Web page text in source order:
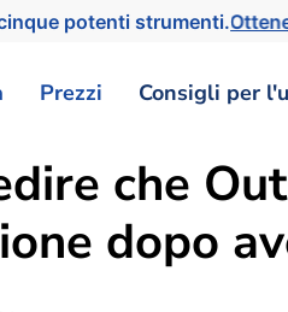
potenti strumenti.
Prezzi Consigli per
che
dopo